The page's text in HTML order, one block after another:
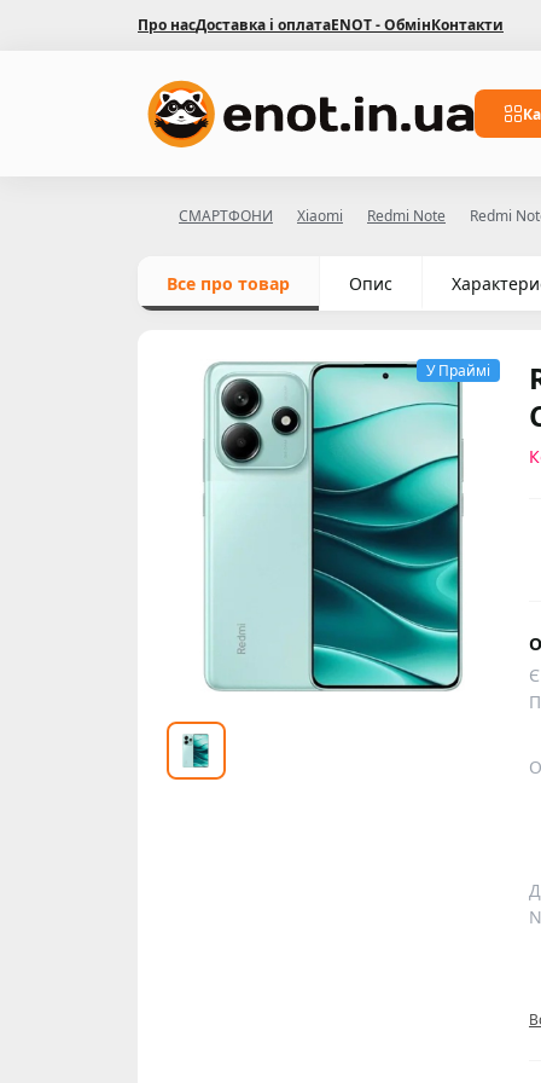
Про насДоставка і оплатаENOT - ОбмінКонтакти
СМАРТФОНИ Xiaomi Redmi Note Redmi
Все про товар Опис
У Праймі